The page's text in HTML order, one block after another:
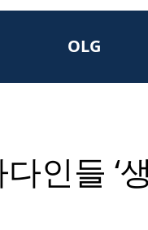
OLG
인들 ‘